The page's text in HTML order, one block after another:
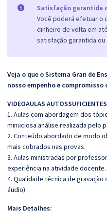
Satisfação garantida
Você poderá efetuar o
dinheiro de volta em
satisfação garantida
Veja o que o Sistema Gran de
nosso empenho e compromisso
VIDEOAULAS
1. Aulas com abordagem dos
minuciosa análise realizada pelo
2. Conteúdo abordado de modo
mais cobrados nas provas.
3. Aulas ministradas por
experiência na atividade docente.
4. Qualidade técnica de
áudio)
Mais Detalhes: